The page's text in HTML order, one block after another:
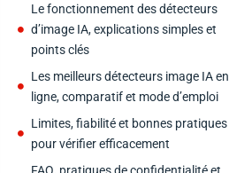
Le fonctionnement des détecteurs
d’image IA, explications simples et
points clés
Les meilleurs détecteurs image IA en
ligne, comparatif et mode d’emploi
Limites, fiabilité et bonnes pratiques
pour vérifier efficacement